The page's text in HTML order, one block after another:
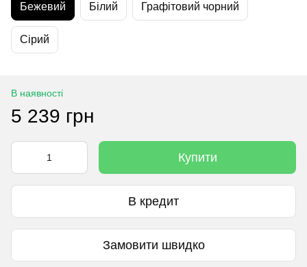
Бежевий Білий Графітовий чорний
Сірий
В наявності
5 239 грн
Купити
В кредит
Замовити швидко